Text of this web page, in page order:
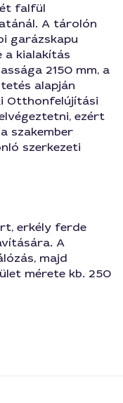
falfül
A tárolón
garázskapu
a kialakítás
2150 mm, a
alapján
Otthonfelújítási
ezért
szakember
szerkezeti
erkély ferde
A
majd
mérete kb. 250